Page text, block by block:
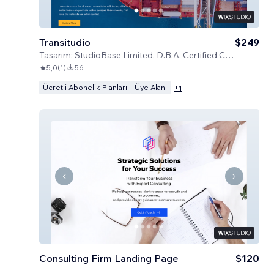
Transitudio
Tasarım: StudioBase Limited, D.B.A. Certified Code
$249
5,0(1) 56
Ücretli Abonelik Planları Üye Alanı +1
Consulting Firm Landing Page $120